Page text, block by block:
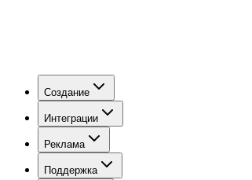
Создание
Интеграции
Реклама
Поддержка